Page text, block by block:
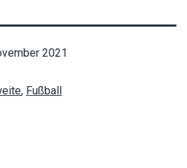
2021
, Fußball